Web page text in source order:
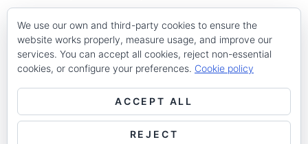
Ho belluguen tot plegats:
We use our own and third-party cookies to ensure the
website works properly, measure usage, and improve our
services. You can accept all cookies, reject non-essential
cookies, or configure your preferences. Cookie policy
ACCEPT ALL
REJECT